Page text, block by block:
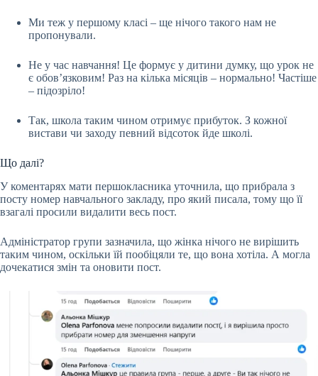
Ми теж у першому класі – ще нічого такого нам не
пропонували.
Не у час навчання! Це формує у дитини думку, що урок не
є обов’язковим! Раз на кілька місяців – нормально! Частіше
– підозріло!
Так, школа таким чином отримує прибуток. З кожної
вистави чи заходу певний відсоток йде школі.
Що далі?
У коментарях мати першокласника уточнила, що прибрала з
посту номер навчального закладу, про який писала, тому що її
взагалі просили видалити весь пост.
Адміністратор групи зазначила, що жінка нічого не вирішить
таким чином, оскільки їй пообіцяли те, що вона хотіла. А могла
дочекатися змін та оновити пост.